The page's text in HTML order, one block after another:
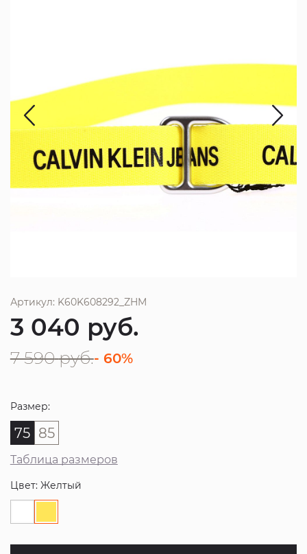
Артикул: K60K608292_ZHM
3 040 руб.
7 590 руб.- 60%
Размер:
75 85
Таблица размеров
Цвет: Желтый